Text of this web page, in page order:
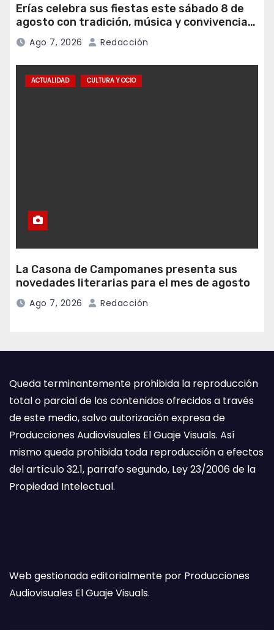
Erías celebra sus fiestas este sábado 8 de
agosto con tradición, música y convivencia
vecinal
Ago 7, 2026 Redacción
ACTUALIDAD CULTURA Y OCIO
La Casona de Campomanes presenta sus
novedades literarias para el mes de agosto
Ago 7, 2026 Redacción
Queda terminantemente prohibida la reproducción
total o parcial de los contenidos ofrecidos a través
de este medio, salvo autorización expresa de
Producciones Audiovisuales El Guaje Visuals. Así
mismo queda prohibida toda reproducción a efectos
del artículo 32.1, parrafo segundo, Ley 23/2006 de la
Propiedad Intelectual.
Web gestionada editorialmente por Producciones
Audiovisuales El Guaje Visuals.